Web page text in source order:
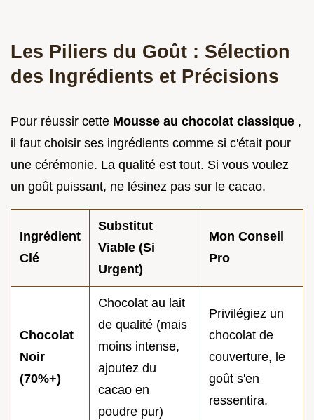
Les Piliers du Goût : Sélection
des Ingrédients et Précisions
Pour réussir cette Mousse au chocolat classique ,
il faut choisir ses ingrédients comme si c'était pour
une cérémonie. La qualité est tout. Si vous voulez
un goût puissant, ne lésinez pas sur le cacao.
Ingrédient
Clé
Substitut
Viable (Si
Urgent)
Mon Conseil
Pro
Chocolat
Noir
(70%+)
Chocolat au lait
de qualité (mais
moins intense,
ajoutez du
cacao en
poudre pur)
Privilégiez un
chocolat de
couverture, le
goût s'en
ressentira.